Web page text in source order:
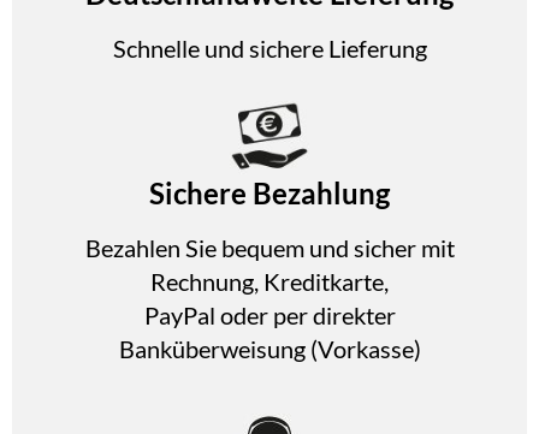
Schnelle und sichere Lieferung
Sichere Bezahlung
Bezahlen Sie bequem und sicher mit
Rechnung, Kreditkarte,
PayPal oder per direkter
Banküberweisung (Vorkasse)